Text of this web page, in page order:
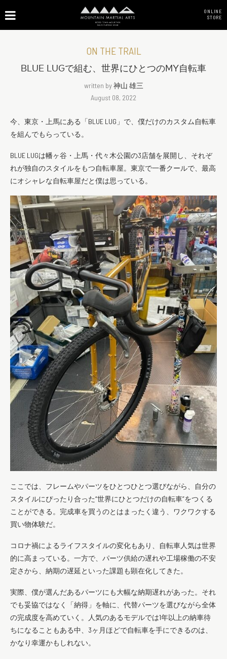
ONLINE
STORE
ON THE TRAIL
BLUE LUGで組む、世界にひとつのMY自転車
written by神山 雄三
August 08, 2022
今、東京・上馬にある「BLUE LUG」で、僕だけのカスタム自転車
を組んでもらっている。
BLUE LUGは幡ヶ谷・上馬・代々木公園の3店舗を展開し、それぞ
れが独自のスタイルをもつ自転車屋。東京で一番クールで、最高
にオシャレな自転車屋だと僕は思っている。
ここでは、フレームやパーツをひとつひとつ選びながら、自分の
スタイルにぴったり合った“世界にひとつだけの自転車”をつくる
ことができる。完成車を買うのとはまったく違う、ワクワクする
買い物体験だ。
コロナ禍によるライフスタイルの変化もあり、自転車人気は世界
的に高まっている。一方で、パーツ供給の遅れや工場稼働の不安
定さから、納期の遅延といった課題も顕在化してきた。
実際、僕が選んだあるパーツにも大幅な納期遅れがあった。それ
でも妥協ではなく「納得」を軸に、代替パーツを選びながら全体
の完成度を高めていく。人気のあるモデルでは1年以上の納車待
ちになることもある中、3ヶ月ほどで自転車を手にできるのは、
かなり幸運かもしれない。